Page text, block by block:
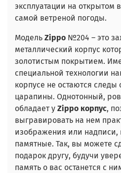
эксплуатации на открытом
самой ветреной погоды.
Модель Zippo №204 – это
металлический корпус
золотистым покрытием.
специальной технологии
корпусе не остаются следы
царапины. Однотонный,
обладает у Zippo корпус,
выгравировать на нем
изображения или надписи,
памятные. Так, вы можете
подарок другу, будучи
память о вас останется с